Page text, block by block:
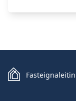
Fasteignaleitin